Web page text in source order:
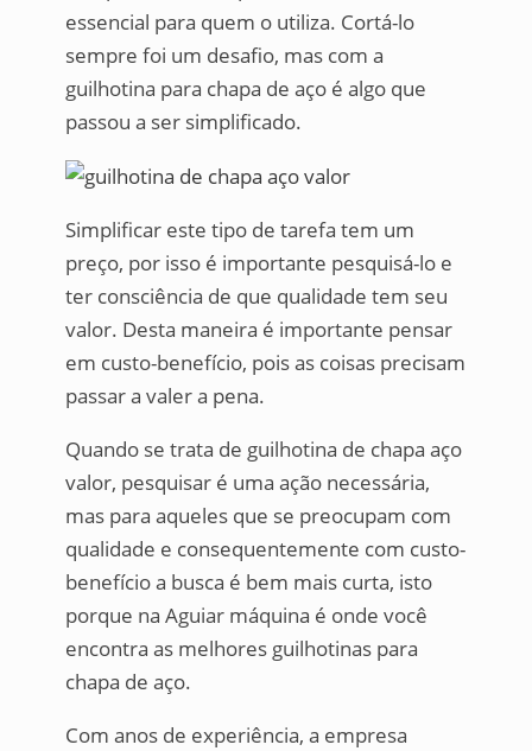
essencial para quem o utiliza. Cortá-lo
sempre foi um desafio, mas com a
guilhotina para chapa de aço é algo que
passou a ser simplificado.
Simplificar este tipo de tarefa tem um
preço, por isso é importante pesquisá-lo e
ter consciência de que qualidade tem seu
valor. Desta maneira é importante pensar
em custo-benefício, pois as coisas precisam
passar a valer a pena.
Quando se trata de guilhotina de chapa aço
valor, pesquisar é uma ação necessária,
mas para aqueles que se preocupam com
qualidade e consequentemente com custo-
benefício a busca é bem mais curta, isto
porque na Aguiar máquina é onde você
encontra as melhores guilhotinas para
chapa de aço.
Com anos de experiência, a empresa